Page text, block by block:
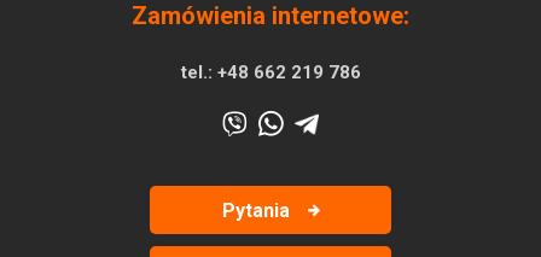
Zamówienia internetowe:
tel.: +48 662 219 786
Pytania